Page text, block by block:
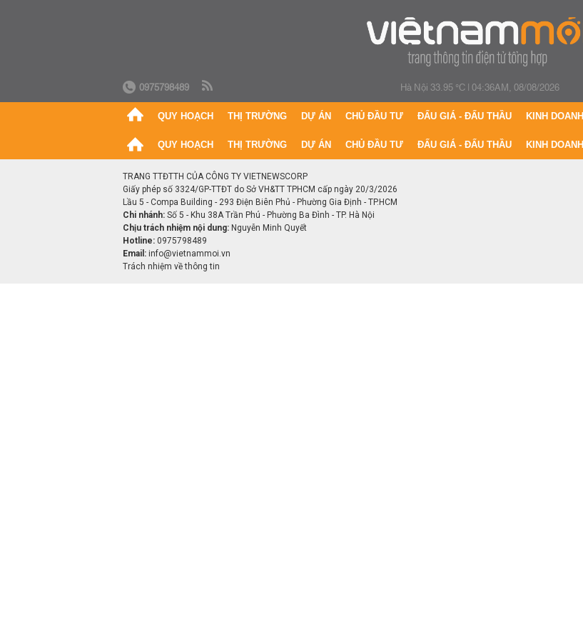
0975798489 Hà Nội 33.95 °C|04:36AM, 08/08/2026
QUY HOẠCH THỊ TRƯỜNG DỰ ÁN CHỦ ĐẦU TƯ ĐẤU GIÁ - ĐẤU THẦU KINH DOANH
QUY HOẠCH THỊ TRƯỜNG DỰ ÁN CHỦ ĐẦU TƯ ĐẤU GIÁ - ĐẤU THẦU KINH DOANH
TRANG TTĐTTH CỦA CÔNG TY VIETNEWSCORP
Giấy phép số 3324/GP-TTĐT do Sở VH&TT TPHCM cấp ngày 20/3/2026
Lầu 5 - Compa Building - 293 Điện Biên Phủ - Phường Gia Định - TP.HCM
Chi nhánh: Số 5 - Khu 38A Trần Phú - Phường Ba Đình - TP. Hà Nội
Chịu trách nhiệm nội dung: Nguyễn Minh Quyết
Hotline: 0975798489
Email: info@vietnammoi.vn
Trách nhiệm về thông tin